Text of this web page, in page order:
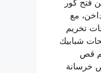
ساعة من فتح كور
مع
تخريم
شبابيك
قص
خرسانة